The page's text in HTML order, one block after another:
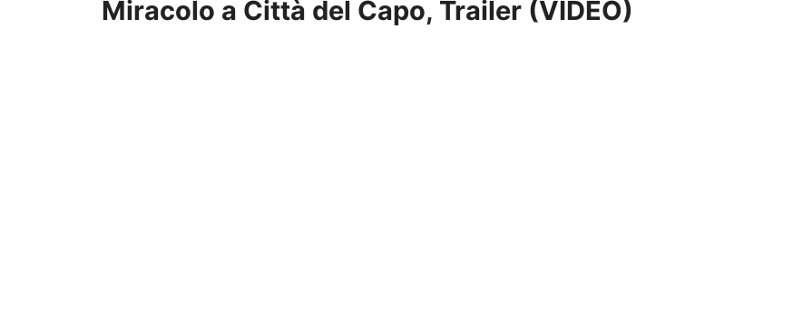
Miracolo a Città del Capo, Trailer (VIDEO)